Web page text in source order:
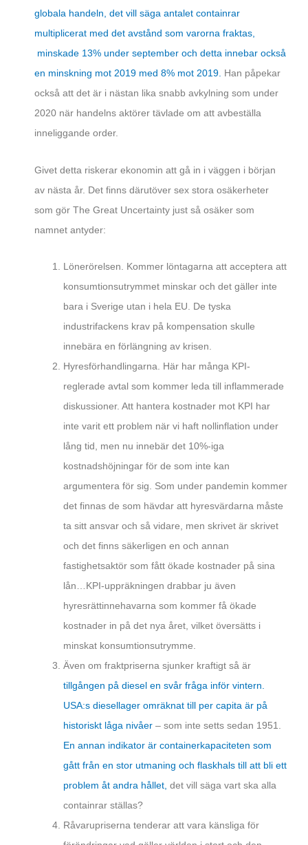
globala handeln, det vill säga antalet containrar
multiplicerat med det avstånd som varorna fraktas,
minskade 13% under september och detta innebar också
en minskning mot 2019 med 8% mot 2019. Han påpekar
också att det är i nästan lika snabb avkylning som under
2020 när handelns aktörer tävlade om att avbeställa
inneliggande order.
Givet detta riskerar ekonomin att gå in i väggen i början
av nästa år. Det finns därutöver sex stora osäkerheter
som gör The Great Uncertainty just så osäker som
namnet antyder:
Lönerörelsen. Kommer löntagarna att acceptera att
konsumtionsutrymmet minskar och det gäller inte
bara i Sverige utan i hela EU. De tyska
industrifackens krav på kompensation skulle
innebära en förlängning av krisen.
Hyresförhandlingarna. Här har många KPI-
reglerade avtal som kommer leda till inflammerade
diskussioner. Att hantera kostnader mot KPI har
inte varit ett problem när vi haft nollinflation under
lång tid, men nu innebär det 10%-iga
kostnadshöjningar för de som inte kan
argumentera för sig. Som under pandemin kommer
det finnas de som hävdar att hyresvärdarna måste
ta sitt ansvar och så vidare, men skrivet är skrivet
och det finns säkerligen en och annan
fastighetsaktör som fått ökade kostnader på sina
lån…KPI-uppräkningen drabbar ju även
hyresrättinnehavarna som kommer få ökade
kostnader in på det nya året, vilket översätts i
minskat konsumtionsutrymme.
Även om fraktpriserna sjunker kraftigt så är
tillgången på diesel en svår fråga inför vintern.
USA:s diesellager omräknat till per capita är på
historiskt låga nivåer – som inte setts sedan 1951.
En annan indikator är containerkapaciteten som
gått från en stor utmaning och flaskhals till att bli ett
problem åt andra hållet, det vill säga vart ska alla
containrar ställas?
Råvarupriserna tenderar att vara känsliga för